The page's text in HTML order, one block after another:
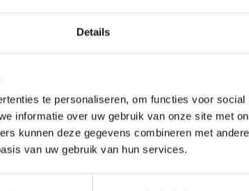
Details
te personaliseren, om functies voor social
informatie over uw gebruik van onze site met
kunnen deze gegevens combineren met
van uw gebruik van hun services.
losse pen
meerdere
Stuk
werkdagen
Gtin: 8714140143313,8714140143306
Artikelnummer merk: 6711.025.7676
€ 47,92 incl. BTW